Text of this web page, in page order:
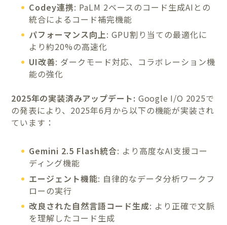
Codey連携: PaLM 2ベースのコード生成AIとの
統合によるコード補完機能
パフォーマンス向上: GPU割り当ての最適化に
より約20%の高速化
UI改善: ダークモード対応、コラボレーション機
能の強化
2025年の実装済みアップデート: Google I/O 2025で
の発表により、2025年6月から以下の機能が実装され
ています：
Gemini 2.5 Flash統合: より高度なAI支援コー
ディング機能
エージェント機能: 自律的なデータ分析ワークフ
ローの実行
改良された自然言語コード生成: より正確で文脈
を理解したコード生成